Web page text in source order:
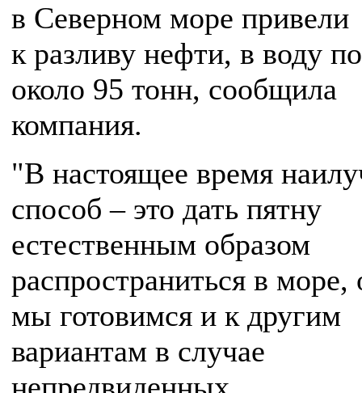
в Северном море привели
к разливу нефти, в воду
около 95 тонн, сообщила
компания.
"В настоящее время
способ – это дать пятну
естественным образом
распространиться в море,
мы готовимся и к другим
вариантам в случае